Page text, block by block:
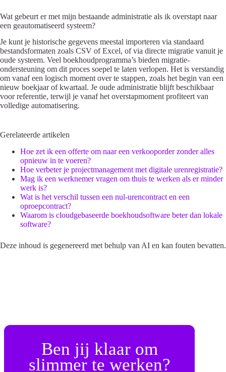
Wat gebeurt er met mijn bestaande administratie als ik overstapt naar
een geautomatiseerd systeem?
Je kunt je historische gegevens meestal importeren via standaard
bestandsformaten zoals CSV of Excel, of via directe migratie vanuit je
oude systeem. Veel boekhoudprogramma’s bieden migratie-
ondersteuning om dit proces soepel te laten verlopen. Het is verstandig
om vanaf een logisch moment over te stappen, zoals het begin van een
nieuw boekjaar of kwartaal. Je oude administratie blijft beschikbaar
voor referentie, terwijl je vanaf het overstapmoment profiteert van
volledige automatisering.
Gerelateerde artikelen
Hoe zet ik een offerte om naar een verkooporder zonder alles
opnieuw in te voeren?
Hoe verbeter je projectmanagement met digitale urenregistratie?
Mag ik een werknemer vragen om thuis te werken als er minder
werk is?
Wat is het verschil tussen een nul-urencontract en een
oproepcontract?
Waarom is cloudgebaseerde boekhoudsoftware beter dan lokale
software?
Deze inhoud is gegenereerd met behulp van AI en kan fouten bevatten.
Ben jij klaar om
slimmer te werken?